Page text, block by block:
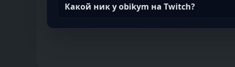
Какой ник у obikym на Twitch?